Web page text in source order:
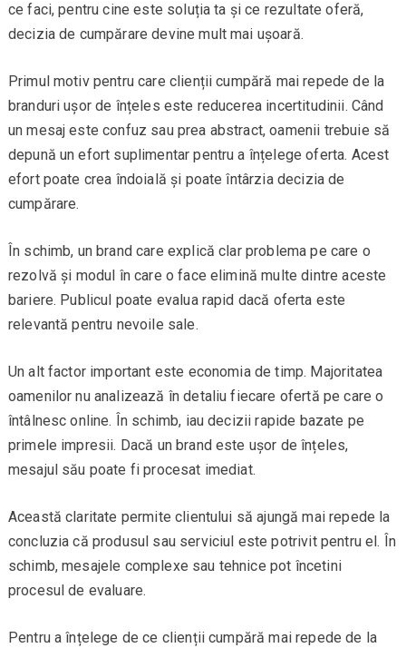
ce faci, pentru cine este soluția ta și ce rezultate oferă,
decizia de cumpărare devine mult mai ușoară.
Primul motiv pentru care clienții cumpără mai repede de la
branduri ușor de înțeles este reducerea incertitudinii. Când
un mesaj este confuz sau prea abstract, oamenii trebuie să
depună un efort suplimentar pentru a înțelege oferta. Acest
efort poate crea îndoială și poate întârzia decizia de
cumpărare.
În schimb, un brand care explică clar problema pe care o
rezolvă și modul în care o face elimină multe dintre aceste
bariere. Publicul poate evalua rapid dacă oferta este
relevantă pentru nevoile sale.
Un alt factor important este economia de timp. Majoritatea
oamenilor nu analizează în detaliu fiecare ofertă pe care o
întâlnesc online. În schimb, iau decizii rapide bazate pe
primele impresii. Dacă un brand este ușor de înțeles,
mesajul său poate fi procesat imediat.
Această claritate permite clientului să ajungă mai repede la
concluzia că produsul sau serviciul este potrivit pentru el. În
schimb, mesajele complexe sau tehnice pot încetini
procesul de evaluare.
Pentru a înțelege de ce clienții cumpără mai repede de la